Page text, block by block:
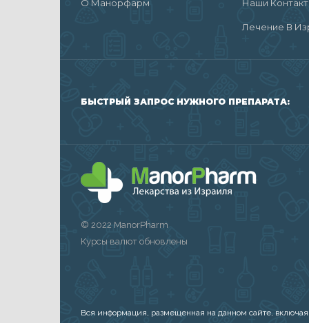
О Манорфарм Наши
Лечение В
БЫСТРЫЙ ЗАПРОС НУЖНОГО ПРЕПАРАТА:
© 2022 ManorPharm
Курсы валют обновлены
Вся информация, размещенная на данном сайте,